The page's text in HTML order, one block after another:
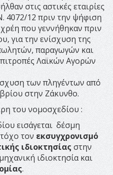
στις αστικές εταιρίες
4072/12 πριν την ψήφιση
που γεννήθηκαν πριν
για την ενίσχυση της
παραγωγών και
Λαϊκών Αγορών
των πληγέντων από
στην Ζάκυνθο.
του νομοσχεδίου :
εισάγεται δέσμη
τον εκσυγχρονισμό
ιδιοκτησίαςστην
ιδιοκτησία και
.